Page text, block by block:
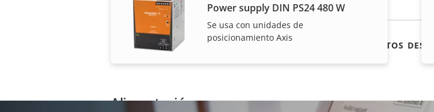
Power supply DIN PS24 480 W
Se usa con unidades de
posicionamiento Axis
Alimentación
MOSTRAR PRODUCTOS